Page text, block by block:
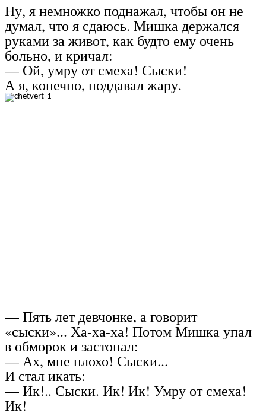
Ну, я немножко поднажал, чтобы он не
думал, что я сдаюсь. Мишка держался
руками за живот, как будто ему очень
больно, и кричал:
— Ой, умру от смеха! Сыски!
А я, конечно, поддавал жару.
— Пять лет девчонке, а говорит
«сыски»... Ха-ха-ха! Потом Мишка упал
в обморок и застонал:
— Ах, мне плохо! Сыски...
И стал икать:
— Ик!.. Сыски. Ик! Ик! Умру от смеха!
Ик!